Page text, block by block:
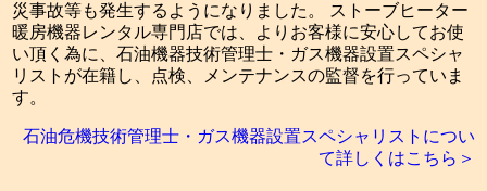
災事故等も発生するようになりました。 ストーブヒーター
暖房機器レンタル専門店では、よりお客様に安心してお使
い頂く為に、石油機器技術管理士・ガス機器設置スペシャ
リストが在籍し、点検、メンテナンスの監督を行っていま
す。
石油危機技術管理士・ガス機器設置スペシャリストについ
て詳しくはこちら＞